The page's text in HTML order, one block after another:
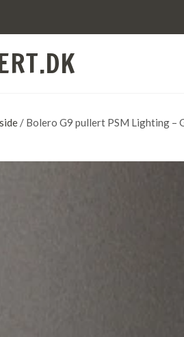
/ Bolero G9 pullert PSM Lighting –